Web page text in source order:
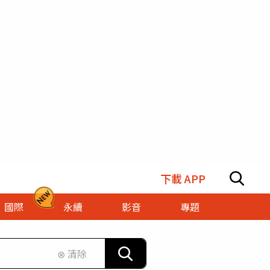
下載 APP
國際 永續 影音
專題
⊗ 清除